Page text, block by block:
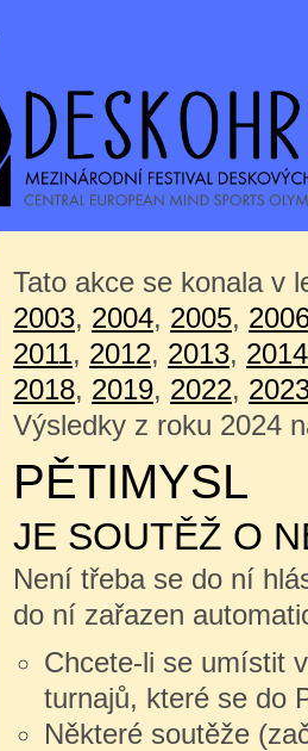
Tato akce se konala v
2003, 2004, 2005,
2011, 2012, 2013, 2014
2018, 2019, 2022,
Výsledky z roku 2024
PĚTIMYSL
JE SOUTĚŽ O
Není třeba se do ní
do ní zařazen
Chcete-li se umístit
turnajů, které se do
Některé soutěže